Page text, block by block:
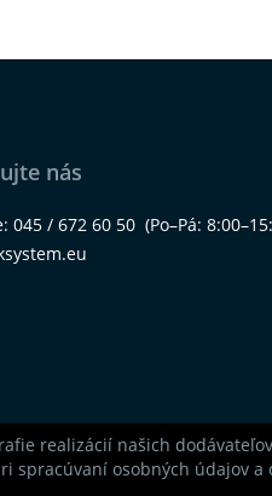
nás
045 / 672 60 50 (Po–Pá:
realizácií našich
spracúvaní osobných údajov